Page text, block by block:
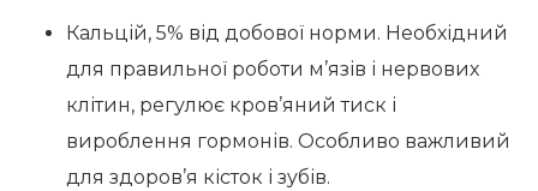
Кальцій, 5% від добової норми. Необхідний
для правильної роботи м’язів і нервових
клітин, регулює кров’яний тиск і
вироблення гормонів. Особливо важливий
для здоров’я кісток і зубів.